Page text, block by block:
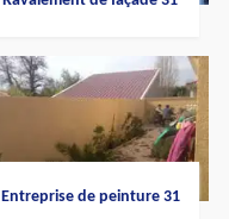
Entreprise de peinture 31